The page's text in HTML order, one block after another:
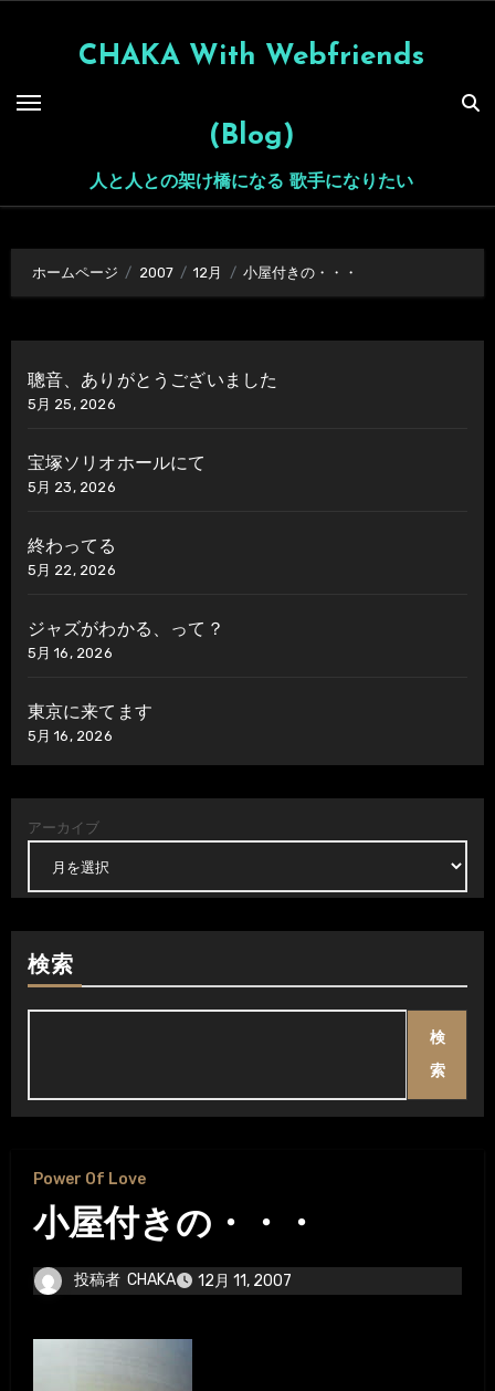
CHAKA With Webfriends
(Blog)
人と人との架け橋になる 歌手になりたい
ホームページ 2007 12月 小屋付きの・・・
聰音、ありがとうございました
5月 25, 2026
宝塚ソリオホールにて
5月 23, 2026
終わってる
5月 22, 2026
ジャズがわかる、って？
5月 16, 2026
東京に来てます
5月 16, 2026
アーカイブ
検索
検
索
Power Of Love
小屋付きの・・・
投稿者 CHAKA 12月 11, 2007